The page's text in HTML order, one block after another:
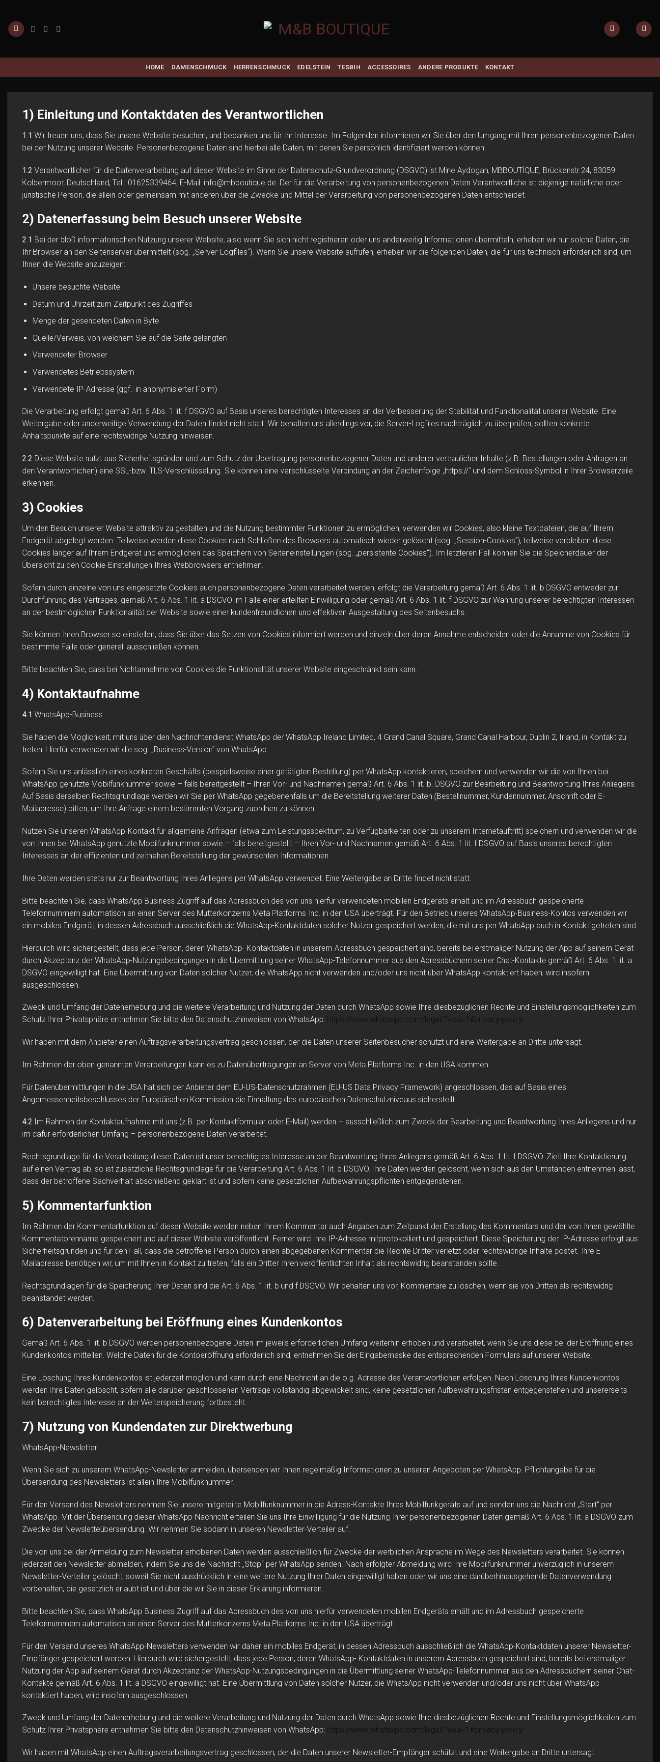
springen
HOME DAMENSCHMUCK HERRENSCHMUCK EDELSTEIN TESBIH ACCESSOIRES ANDERE PRODUKTE KONTAKT
1) Einleitung und Kontaktdaten des Verantwortlichen
1.1 Wir freuen uns, dass Sie unsere Website besuchen, und bedanken uns für Ihr Interesse. Im Folgenden informieren wir Sie über den Umgang mit Ihren personenbezogenen Daten
bei der Nutzung unserer Website. Personenbezogene Daten sind hierbei alle Daten, mit denen Sie persönlich identifiziert werden können.
1.2 Verantwortlicher für die Datenverarbeitung auf dieser Website im Sinne der Datenschutz-Grundverordnung (DSGVO) ist Mine Aydogan, MBBOUTİQUE, Brückenstr.24, 83059
Kolbermoor, Deutschland, Tel.: 01625339464, E-Mail: info@mbboutique.de. Der für die Verarbeitung von personenbezogenen Daten Verantwortliche ist diejenige natürliche oder
juristische Person, die allein oder gemeinsam mit anderen über die Zwecke und Mittel der Verarbeitung von personenbezogenen Daten entscheidet.
2) Datenerfassung beim Besuch unserer Website
2.1 Bei der bloß informatorischen Nutzung unserer Website, also wenn Sie sich nicht registrieren oder uns anderweitig Informationen übermitteln, erheben wir nur solche Daten, die
Ihr Browser an den Seitenserver übermittelt (sog. „Server-Logfiles“). Wenn Sie unsere Website aufrufen, erheben wir die folgenden Daten, die für uns technisch erforderlich sind, um
Ihnen die Website anzuzeigen:
Unsere besuchte Website
Datum und Uhrzeit zum Zeitpunkt des Zugriffes
Menge der gesendeten Daten in Byte
Quelle/Verweis, von welchem Sie auf die Seite gelangten
Verwendeter Browser
Verwendetes Betriebssystem
Verwendete IP-Adresse (ggf.: in anonymisierter Form)
Die Verarbeitung erfolgt gemäß Art. 6 Abs. 1 lit. f DSGVO auf Basis unseres berechtigten Interesses an der Verbesserung der Stabilität und Funktionalität unserer Website. Eine
Weitergabe oder anderweitige Verwendung der Daten findet nicht statt. Wir behalten uns allerdings vor, die Server-Logfiles nachträglich zu überprüfen, sollten konkrete
Anhaltspunkte auf eine rechtswidrige Nutzung hinweisen.
2.2 Diese Website nutzt aus Sicherheitsgründen und zum Schutz der Übertragung personenbezogener Daten und anderer vertraulicher Inhalte (z.B. Bestellungen oder Anfragen an
den Verantwortlichen) eine SSL-bzw. TLS-Verschlüsselung. Sie können eine verschlüsselte Verbindung an der Zeichenfolge „https://“ und dem Schloss-Symbol in Ihrer Browserzeile
erkennen.
3) Cookies
Um den Besuch unserer Website attraktiv zu gestalten und die Nutzung bestimmter Funktionen zu ermöglichen, verwenden wir Cookies, also kleine Textdateien, die auf Ihrem
Endgerät abgelegt werden. Teilweise werden diese Cookies nach Schließen des Browsers automatisch wieder gelöscht (sog. „Session-Cookies“), teilweise verbleiben diese
Cookies länger auf Ihrem Endgerät und ermöglichen das Speichern von Seiteneinstellungen (sog. „persistente Cookies“). Im letzteren Fall können Sie die Speicherdauer der
Übersicht zu den Cookie-Einstellungen Ihres Webbrowsers entnehmen.
Sofern durch einzelne von uns eingesetzte Cookies auch personenbezogene Daten verarbeitet werden, erfolgt die Verarbeitung gemäß Art. 6 Abs. 1 lit. b DSGVO entweder zur
Durchführung des Vertrages, gemäß Art. 6 Abs. 1 lit. a DSGVO im Falle einer erteilten Einwilligung oder gemäß Art. 6 Abs. 1 lit. f DSGVO zur Wahrung unserer berechtigten Interessen
an der bestmöglichen Funktionalität der Website sowie einer kundenfreundlichen und effektiven Ausgestaltung des Seitenbesuchs.
Sie können Ihren Browser so einstellen, dass Sie über das Setzen von Cookies informiert werden und einzeln über deren Annahme entscheiden oder die Annahme von Cookies für
bestimmte Fälle oder generell ausschließen können.
Bitte beachten Sie, dass bei Nichtannahme von Cookies die Funktionalität unserer Website eingeschränkt sein kann.
4) Kontaktaufnahme
4.1 WhatsApp-Business
Sie haben die Möglichkeit, mit uns über den Nachrichtendienst WhatsApp der WhatsApp Ireland Limited, 4 Grand Canal Square, Grand Canal Harbour, Dublin 2, Irland, in Kontakt zu
treten. Hierfür verwenden wir die sog. „Business-Version“ von WhatsApp.
Sofern Sie uns anlässlich eines konkreten Geschäfts (beispielsweise einer getätigten Bestellung) per WhatsApp kontaktieren, speichern und verwenden wir die von Ihnen bei
WhatsApp genutzte Mobilfunknummer sowie – falls bereitgestellt – Ihren Vor- und Nachnamen gemäß Art. 6 Abs. 1 lit. b. DSGVO zur Bearbeitung und Beantwortung Ihres Anliegens.
Auf Basis derselben Rechtsgrundlage werden wir Sie per WhatsApp gegebenenfalls um die Bereitstellung weiterer Daten (Bestellnummer, Kundennummer, Anschrift oder E-
Mailadresse) bitten, um Ihre Anfrage einem bestimmten Vorgang zuordnen zu können.
Nutzen Sie unseren WhatsApp-Kontakt für allgemeine Anfragen (etwa zum Leistungsspektrum, zu Verfügbarkeiten oder zu unserem Internetauftritt) speichern und verwenden wir die
von Ihnen bei WhatsApp genutzte Mobilfunknummer sowie – falls bereitgestellt – Ihren Vor- und Nachnamen gemäß Art. 6 Abs. 1 lit. f DSGVO auf Basis unseres berechtigten
Interesses an der effizienten und zeitnahen Bereitstellung der gewünschten Informationen.
Ihre Daten werden stets nur zur Beantwortung Ihres Anliegens per WhatsApp verwendet. Eine Weitergabe an Dritte findet nicht statt.
Bitte beachten Sie, dass WhatsApp Business Zugriff auf das Adressbuch des von uns hierfür verwendeten mobilen Endgeräts erhält und im Adressbuch gespeicherte
Telefonnummern automatisch an einen Server des Mutterkonzerns Meta Platforms Inc. in den USA überträgt. Für den Betrieb unseres WhatsApp-Business-Kontos verwenden wir
ein mobiles Endgerät, in dessen Adressbuch ausschließlich die WhatsApp-Kontaktdaten solcher Nutzer gespeichert werden, die mit uns per WhatsApp auch in Kontakt getreten sind.
Hierdurch wird sichergestellt, dass jede Person, deren WhatsApp- Kontaktdaten in unserem Adressbuch gespeichert sind, bereits bei erstmaliger Nutzung der App auf seinem Gerät
durch Akzeptanz der WhatsApp-Nutzungsbedingungen in die Übermittlung seiner WhatsApp-Telefonnummer aus den Adressbüchern seiner Chat-Kontakte gemäß Art. 6 Abs. 1 lit. a
DSGVO eingewilligt hat. Eine Übermittlung von Daten solcher Nutzer, die WhatsApp nicht verwenden und/oder uns nicht über WhatsApp kontaktiert haben, wird insofern
ausgeschlossen.
Zweck und Umfang der Datenerhebung und die weitere Verarbeitung und Nutzung der Daten durch WhatsApp sowie Ihre diesbezüglichen Rechte und Einstellungsmöglichkeiten zum
Schutz Ihrer Privatsphäre entnehmen Sie bitte den Datenschutzhinweisen von WhatsApp: https://www.whatsapp.com/legal /?eea=1#privacy-policy
Wir haben mit dem Anbieter einen Auftragsverarbeitungsvertrag geschlossen, der die Daten unserer Seitenbesucher schützt und eine Weitergabe an Dritte untersagt.
Im Rahmen der oben genannten Verarbeitungen kann es zu Datenübertragungen an Server von Meta Platforms Inc. in den USA kommen.
Für Datenübermittlungen in die USA hat sich der Anbieter dem EU-US-Datenschutzrahmen (EU-US Data Privacy Framework) angeschlossen, das auf Basis eines
Angemessenheitsbeschlusses der Europäischen Kommission die Einhaltung des europäischen Datenschutzniveaus sicherstellt.
4.2 Im Rahmen der Kontaktaufnahme mit uns (z.B. per Kontaktformular oder E-Mail) werden – ausschließlich zum Zweck der Bearbeitung und Beantwortung Ihres Anliegens und nur
im dafür erforderlichen Umfang – personenbezogene Daten verarbeitet.
Rechtsgrundlage für die Verarbeitung dieser Daten ist unser berechtigtes Interesse an der Beantwortung Ihres Anliegens gemäß Art. 6 Abs. 1 lit. f DSGVO. Zielt Ihre Kontaktierung
auf einen Vertrag ab, so ist zusätzliche Rechtsgrundlage für die Verarbeitung Art. 6 Abs. 1 lit. b DSGVO. Ihre Daten werden gelöscht, wenn sich aus den Umständen entnehmen lässt,
dass der betroffene Sachverhalt abschließend geklärt ist und sofern keine gesetzlichen Aufbewahrungspflichten entgegenstehen.
5) Kommentarfunktion
Im Rahmen der Kommentarfunktion auf dieser Website werden neben Ihrem Kommentar auch Angaben zum Zeitpunkt der Erstellung des Kommentars und der von Ihnen gewählte
Kommentatorenname gespeichert und auf dieser Website veröffentlicht. Ferner wird Ihre IP-Adresse mitprotokolliert und gespeichert. Diese Speicherung der IP-Adresse erfolgt aus
Sicherheitsgründen und für den Fall, dass die betroffene Person durch einen abgegebenen Kommentar die Rechte Dritter verletzt oder rechtswidrige Inhalte postet. Ihre E-
Mailadresse benötigen wir, um mit Ihnen in Kontakt zu treten, falls ein Dritter Ihren veröffentlichten Inhalt als rechtswidrig beanstanden sollte.
Rechtsgrundlagen für die Speicherung Ihrer Daten sind die Art. 6 Abs. 1 lit. b und f DSGVO. Wir behalten uns vor, Kommentare zu löschen, wenn sie von Dritten als rechtswidrig
beanstandet werden.
6) Datenverarbeitung bei Eröffnung eines Kundenkontos
Gemäß Art. 6 Abs. 1 lit. b DSGVO werden personenbezogene Daten im jeweils erforderlichen Umfang weiterhin erhoben und verarbeitet, wenn Sie uns diese bei der Eröffnung eines
Kundenkontos mitteilen. Welche Daten für die Kontoeröffnung erforderlich sind, entnehmen Sie der Eingabemaske des entsprechenden Formulars auf unserer Website.
Eine Löschung Ihres Kundenkontos ist jederzeit möglich und kann durch eine Nachricht an die o.g. Adresse des Verantwortlichen erfolgen. Nach Löschung Ihres Kundenkontos
werden Ihre Daten gelöscht, sofern alle darüber geschlossenen Verträge vollständig abgewickelt sind, keine gesetzlichen Aufbewahrungsfristen entgegenstehen und unsererseits
kein berechtigtes Interesse an der Weiterspeicherung fortbesteht.
7) Nutzung von Kundendaten zur Direktwerbung
WhatsApp-Newsletter
Wenn Sie sich zu unserem WhatsApp-Newsletter anmelden, übersenden wir Ihnen regelmäßig Informationen zu unseren Angeboten per WhatsApp. Pflichtangabe für die
Übersendung des Newsletters ist allein Ihre Mobilfunknummer.
Für den Versand des Newsletters nehmen Sie unsere mitgeteilte Mobilfunknummer in die Adress-Kontakte Ihres Mobilfunkgeräts auf und senden uns die Nachricht „Start“ per
WhatsApp. Mit der Übersendung dieser WhatsApp-Nachricht erteilen Sie uns Ihre Einwilligung für die Nutzung Ihrer personenbezogenen Daten gemäß Art. 6 Abs. 1 lit. a DSGVO zum
Zwecke der Newsletteübersendung. Wir nehmen Sie sodann in unseren Newsletter-Verteiler auf.
Die von uns bei der Anmeldung zum Newsletter erhobenen Daten werden ausschließlich für Zwecke der werblichen Ansprache im Wege des Newsletters verarbeitet. Sie können
jederzeit den Newsletter abmelden, indem Sie uns die Nachricht „Stop“ per WhatsApp senden. Nach erfolgter Abmeldung wird Ihre Mobilfunknummer unverzüglich in unserem
Newsletter-Verteiler gelöscht, soweit Sie nicht ausdrücklich in eine weitere Nutzung Ihrer Daten eingewilligt haben oder wir uns eine darüberhinausgehende Datenverwendung
vorbehalten, die gesetzlich erlaubt ist und über die wir Sie in dieser Erklärung informieren.
Bitte beachten Sie, dass WhatsApp Business Zugriff auf das Adressbuch des von uns hierfür verwendeten mobilen Endgeräts erhält und im Adressbuch gespeicherte
Telefonnummern automatisch an einen Server des Mutterkonzerns Meta Platforms Inc. in den USA überträgt.
Für den Versand unseres WhatsApp-Newsletters verwenden wir daher ein mobiles Endgerät, in dessen Adressbuch ausschließlich die WhatsApp-Kontaktdaten unserer Newsletter-
Empfänger gespeichert werden. Hierdurch wird sichergestellt, dass jede Person, deren WhatsApp- Kontaktdaten in unserem Adressbuch gespeichert sind, bereits bei erstmaliger
Nutzung der App auf seinem Gerät durch Akzeptanz der WhatsApp-Nutzungsbedingungen in die Übermittlung seiner WhatsApp-Telefonnummer aus den Adressbüchern seiner Chat-
Kontakte gemäß Art. 6 Abs. 1 lit. a DSGVO eingewilligt hat. Eine Übermittlung von Daten solcher Nutzer, die WhatsApp nicht verwenden und/oder uns nicht über WhatsApp
kontaktiert haben, wird insofern ausgeschlossen.
Zweck und Umfang der Datenerhebung und die weitere Verarbeitung und Nutzung der Daten durch WhatsApp sowie Ihre diesbezüglichen Rechte und Einstellungsmöglichkeiten zum
Schutz Ihrer Privatsphäre entnehmen Sie bitte den Datenschutzhinweisen von WhatsApp: https://www.whatsapp.com/legal /?eea=1#privacy-policy
Wir haben mit WhatsApp einen Auftragsverarbeitungsvertrag geschlossen, der die Daten unserer Newsletter-Empfänger schützt und eine Weitergabe an Dritte untersagt.